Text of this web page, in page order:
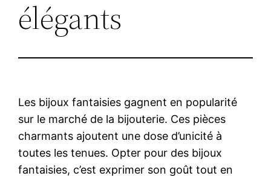
élégants
Les bijoux fantaisies gagnent en popularité
sur le marché de la bijouterie. Ces pièces
charmants ajoutent une dose d’unicité à
toutes les tenues. Opter pour des bijoux
fantaisies, c’est exprimer son goût tout en